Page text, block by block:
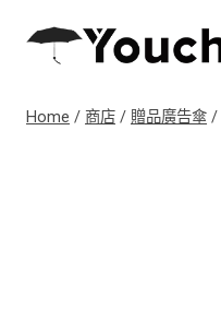
Home / 商店 / 贈品廣告傘 /